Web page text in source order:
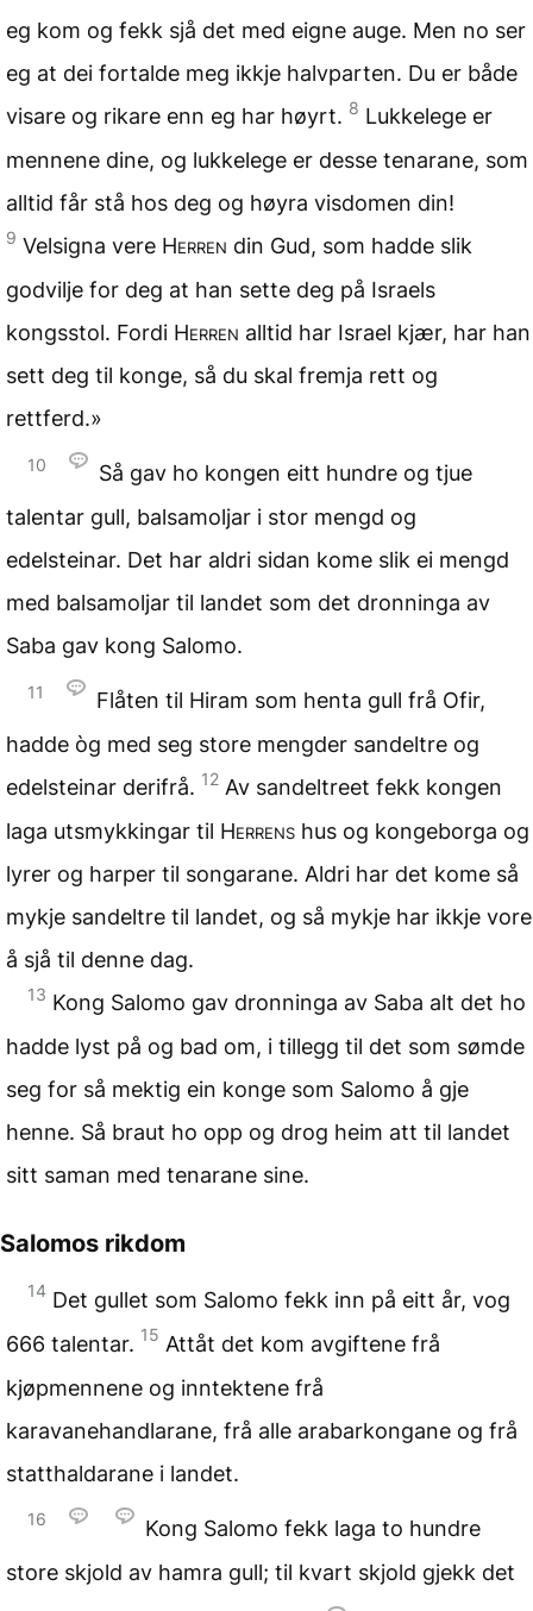
eg kom og fekk sjå det med eigne auge. Men no ser
eg at dei fortalde meg ikkje halvparten. Du er både
visare og rikare enn eg har høyrt. 8 Lukkelege er
mennene dine, og lukkelege er desse tenarane, som
alltid får stå hos deg og høyra visdomen din!
9 Velsigna vere Herren din Gud, som hadde slik
godvilje for deg at han sette deg på Israels
kongsstol. Fordi Herren alltid har Israel kjær, har han
sett deg til konge, så du skal fremja rett og
rettferd.»
10
Så gav ho kongen eitt hundre og tjue
talentar gull, balsamoljar i stor mengd og
edelsteinar. Det har aldri sidan kome slik ei mengd
med balsamoljar til landet som det dronninga av
Saba gav kong Salomo.
11
Flåten til Hiram som henta gull frå Ofir,
hadde òg med seg store mengder sandeltre og
edelsteinar derifrå. 12 Av sandeltreet fekk kongen
laga utsmykkingar til Herrens hus og kongeborga og
lyrer og harper til songarane. Aldri har det kome så
mykje sandeltre til landet, og så mykje har ikkje vore
å sjå til denne dag.
13 Kong Salomo gav dronninga av Saba alt det ho
hadde lyst på og bad om, i tillegg til det som sømde
seg for så mektig ein konge som Salomo å gje
henne. Så braut ho opp og drog heim att til landet
sitt saman med tenarane sine.
Salomos rikdom
14 Det gullet som Salomo fekk inn på eitt år, vog
666 talentar. 15 Attåt det kom avgiftene frå
kjøpmennene og inntektene frå
karavanehandlarane, frå alle arabarkongane og frå
statthaldarane i landet.
16
Kong Salomo fekk laga to hundre
store skjold av hamra gull; til kvart skjold gjekk det